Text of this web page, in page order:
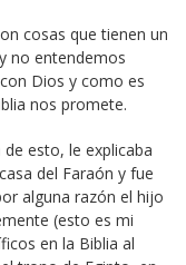
cosas que tienen un
no entendemos
Dios y como es
nos promete.
esto, le explicaba
del Faraón y fue
alguna razón el hijo
(esto es mi
en la Biblia al